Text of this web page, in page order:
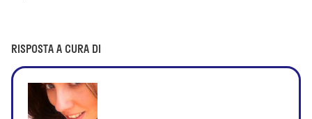
RISPOSTA A CURA DI